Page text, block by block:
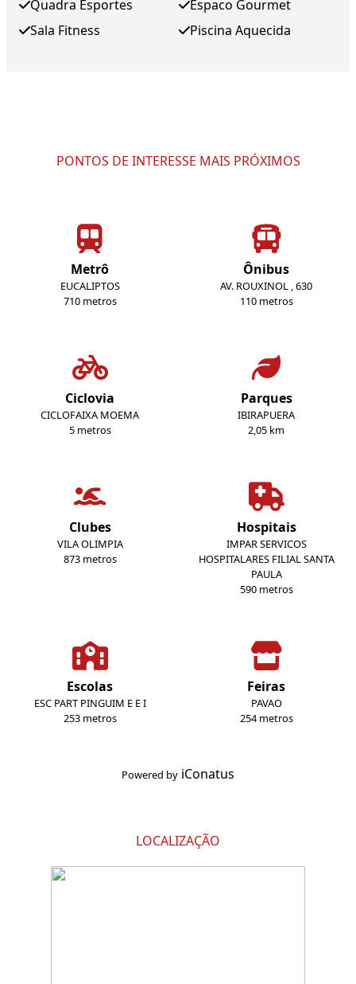
Quadra Esportes
Sala Fitness
Espaco Gourmet
Piscina Aquecida
PONTOS DE INTERESSE MAIS PRÓXIMOS
Metrô
EUCALIPTOS
710 metros
Ônibus
AV. ROUXINOL , 630
110 metros
Ciclovia
CICLOFAIXA MOEMA
5 metros
Parques
IBIRAPUERA
2,05 km
Clubes
VILA OLIMPIA
873 metros
Hospitais
IMPAR SERVICOS
HOSPITALARES FILIAL SANTA
PAULA
590 metros
Escolas
ESC PART PINGUIM E E I
253 metros
Feiras
PAVAO
254 metros
Powered by iConatus
LOCALIZAÇÃO